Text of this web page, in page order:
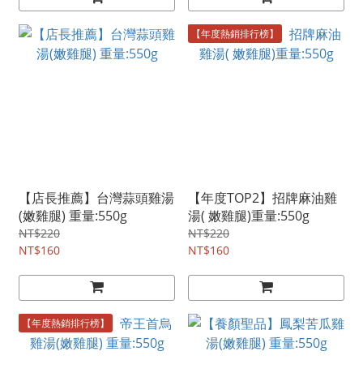
【店長推薦】台灣蒜頭雞湯
(嫩雞腿) 重量:550g
NT$220
NT$160
【年度熱銷排行榜】
【年度TOP2】招牌麻油雞
湯( 嫩雞腿)重量:550g
NT$220
NT$160
【年度熱銷排行榜】